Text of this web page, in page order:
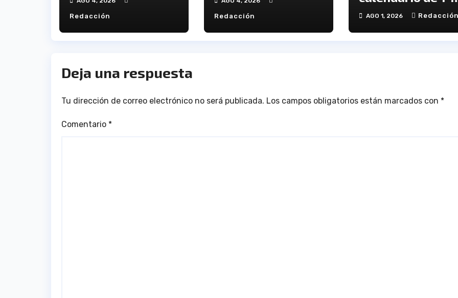
este viernes
Redacción Redacción
Andaluza Senior
AGO 1, 2026
Deja una respuesta
Tu dirección de correo electrónico no será publicada. Los campos obligatorios están marcados con *
Comentario *